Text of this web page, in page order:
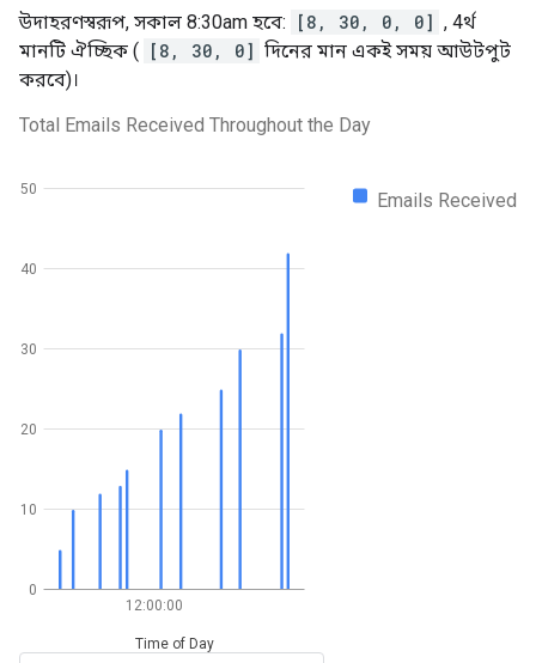
উদাহরণস্বরূপ, সকাল 8:30am হবে: [8, 30, 0, 0] , 4র্থ
মানটি ঐচ্ছিক ( [8, 30, 0] দিনের মান একই সময় আউটপুট
করবে)।